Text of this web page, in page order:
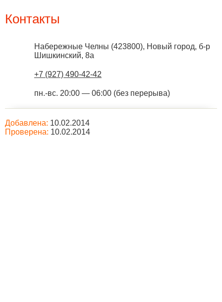
Контакты
Набережные Челны (423800), Новый город, б-р
Шишкинский, 8а
+7 (927) 490-42-42
пн.-вс. 20:00 — 06:00 (без перерыва)
Добавлена: 10.02.2014
Проверена: 10.02.2014